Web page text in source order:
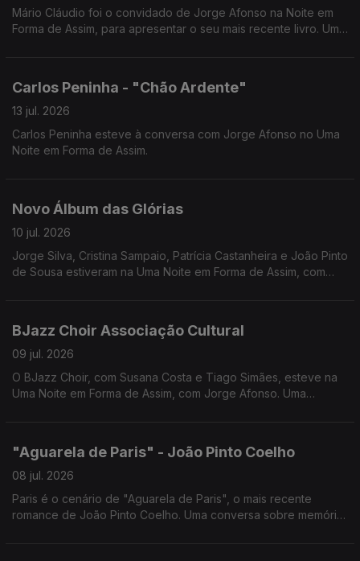
Mário Cláudio foi o convidado de Jorge Afonso na Noite em
Forma de Assim, para apresentar o seu mais recente livro. Uma
Carlos Peninha - "Chão Ardente"
13 jul. 2026
Carlos Peninha esteve à conversa com Jorge Afonso no Uma
Noite em Forma de Assim.
Novo Álbum das Glórias
10 jul. 2026
Jorge Silva, Cristina Sampaio, Patrícia Castanheira e João Pinto
de Sousa estiveram na Uma Noite em Forma de Assim, com
BJazz Choir Associação Cultural
09 jul. 2026
O BJazz Choir, com Susana Costa e Tiago Simães, esteve na
Uma Noite em Forma de Assim, com Jorge Afonso. Uma
"Aguarela de Paris" - João Pinto Coelho
08 jul. 2026
Paris é o cenário de "Aguarela de Paris", o mais recente
romance de João Pinto Coelho. Uma conversa sobre memória,